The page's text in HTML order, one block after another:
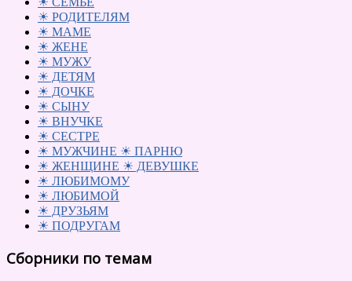
☀ РОДИТЕЛЯМ
☀ МАМЕ
☀ ЖЕНЕ
☀ МУЖУ
☀ ДЕТЯМ
☀ ДОЧКЕ
☀ СЫНУ
☀ ВНУЧКЕ
☀ СЕСТРЕ
☀ МУЖЧИНЕ ☀ ПАРНЮ
☀ ЖЕНЩИНЕ ☀ ДЕВУШКЕ
☀ ЛЮБИМОМУ
☀ ЛЮБИМОЙ
☀ ДРУЗЬЯМ
☀ ПОДРУГАМ
Сборники по темам